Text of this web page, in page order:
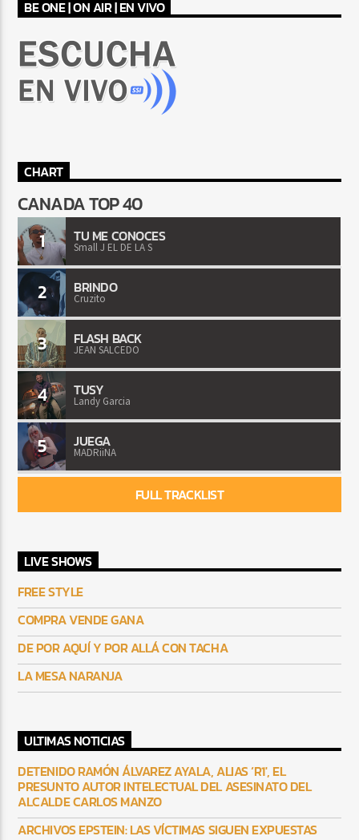
BE ONE | ON AIR | EN VIVO
CHART
CANADA TOP 40
1 TU ME CONOCES
Small J EL DE LA S
2 BRINDO
Cruzito
3 FLASH BACK
JEAN SALCEDO
4 TUSY
Landy Garcia
5 JUEGA
MADRiiNA
FULL TRACKLIST
LIVE SHOWS
FREE STYLE
COMPRA VENDE GANA
DE POR AQUÍ Y POR ALLÁ CON TACHA
LA MESA NARANJA
ULTIMAS NOTICIAS
DETENIDO RAMÓN ÁLVAREZ AYALA, ALIAS ‘R1′, EL
PRESUNTO AUTOR INTELECTUAL DEL ASESINATO DEL
ALCALDE CARLOS MANZO
ARCHIVOS EPSTEIN: LAS VÍCTIMAS SIGUEN EXPUESTAS